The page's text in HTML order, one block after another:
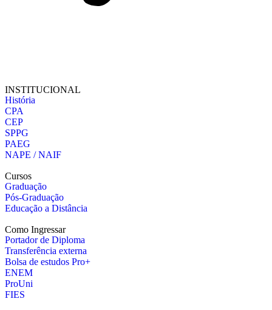
INSTITUCIONAL
História
CPA
CEP
SPPG
PAEG
NAPE / NAIF
Cursos
Graduação
Pós-Graduação
Educação a Distância
Como Ingressar
Portador de Diploma
Transferência externa
Bolsa de estudos Pro+
ENEM
ProUni
FIES